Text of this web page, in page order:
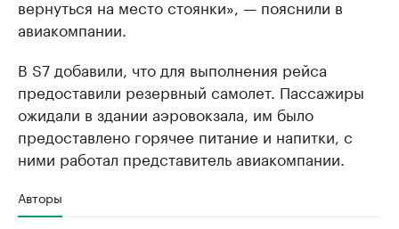
вернуться на место стоянки», — пояснили в
авиакомпании.
В S7 добавили, что для выполнения рейса
предоставили резервный самолет. Пассажиры
ожидали в здании аэровокзала, им было
предоставлено горячее питание и напитки, с
ними работал представитель авиакомпании.
Авторы